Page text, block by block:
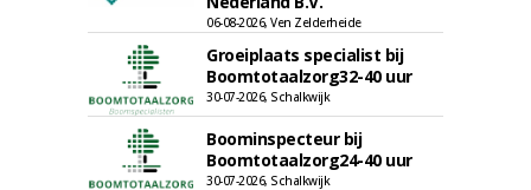
06-08-2026, Ven Zelderheide
Groeiplaats specialist bij
Boomtotaalzorg32-40 uur
30-07-2026, Schalkwijk
Boominspecteur bij
Boomtotaalzorg24-40 uur
30-07-2026, Schalkwijk